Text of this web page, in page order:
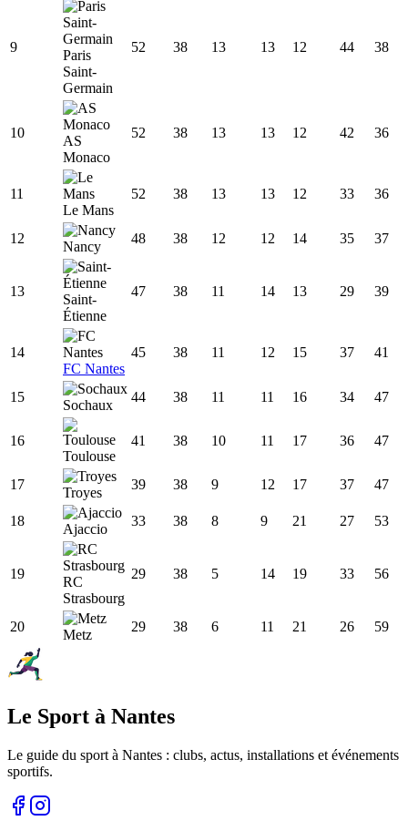
9
Paris
Saint-
Germain
52 38 13 13 12 44 38
10
AS
Monaco
52 38 13 13 12 42 36
11
Le Mans
52 38 13 13 12 33 36
12
Nancy
48 38 12 12 14 35 37
13
Saint-
Étienne
47 38 11 14 13 29 39
14
FC Nantes
45 38 11 12 15 37 41
15
Sochaux
44 38 11 11 16 34 47
16
Toulouse
41 38 10 11 17 36 47
17
Troyes
39 38 9 12 17 37 47
18
Ajaccio
33 38 8 9 21 27 53
19
RC
Strasbourg
29 38 5 14 19 33 56
20
Metz
29 38 6 11 21 26 59
Le Sport à Nantes
Le guide du sport à Nantes : clubs, actus, installations et événements
sportifs.